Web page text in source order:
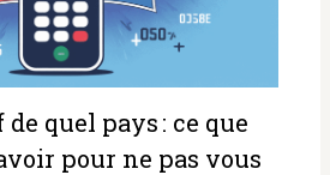
quel pays : ce que
pour ne pas vous